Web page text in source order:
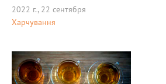
2022 г., 22 сентября
Харчування